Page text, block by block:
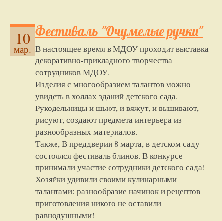
10
мар.
Фестиваль "Очумелые ручки"
В настоящее время в МДОУ проходит выставка
декоративно-прикладного творчества
сотрудников МДОУ.
Изделия с многообразием талантов можно
увидеть в холлах зданий детского сада.
Рукодельницы и шьют, и вяжут, и вышивают,
рисуют, создают предмета интерьера из
разнообразных материалов.
Также, В преддверии 8 марта, в детском саду
состоялся фестиваль блинов. В конкурсе
принимали участие сотрудники детского сада!
Хозяйки удивили своими кулинарными
талантами: разнообразие начинок и рецептов
приготовления никого не оставили
равнодушными!